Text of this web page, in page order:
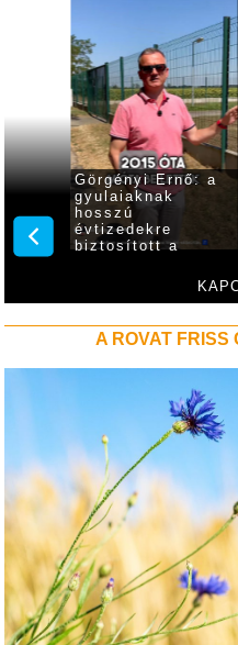
Görgényi Ernő: a
gyulaiaknak
hosszú
évtizedekre
biztosított a
mennyiségű és
minőségű ivóvíz
A ROVAT FRISS